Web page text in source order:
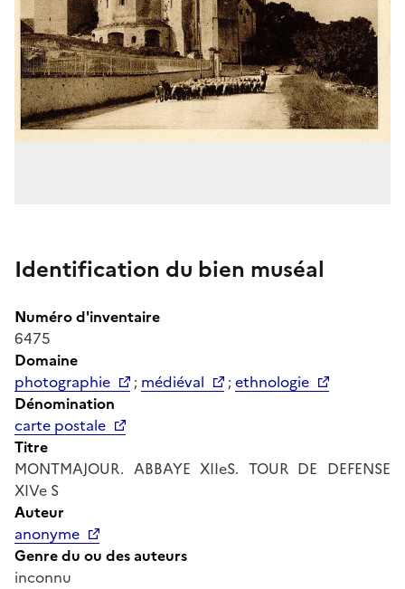
Identification du bien muséal
Numéro d'inventaire
6475
Domaine
photographie
; médiéval ;ethnologie
Dénomination
carte postale
Titre
MONTMAJOUR. ABBAYE XIIeS. TOUR DE DEFENSE
XIVe S
Auteur
anonyme
Genre du ou des auteurs
inconnu